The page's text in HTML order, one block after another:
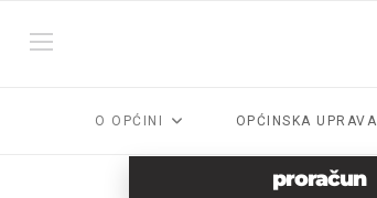
O OPĆINI OPĆINSKA UPRAVA
proračun